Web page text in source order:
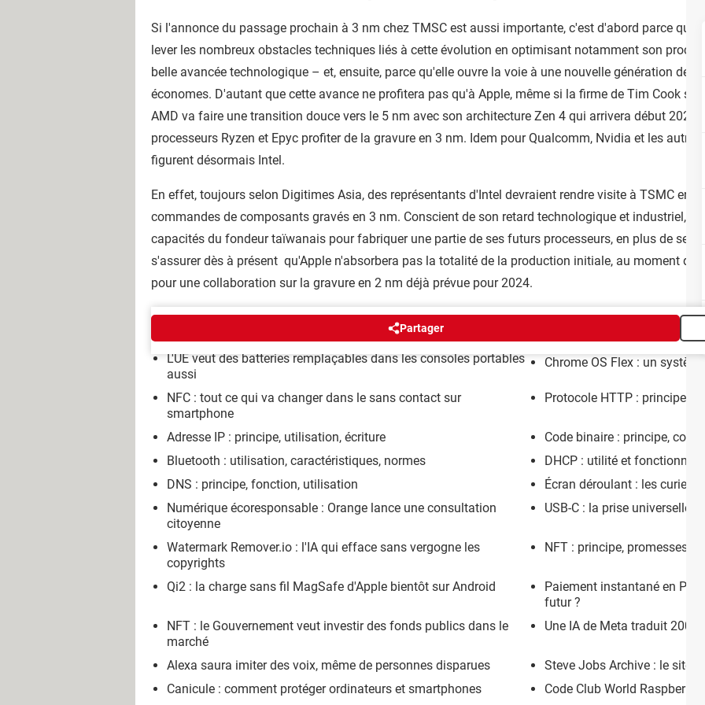
Si l'annonce du passage prochain à 3 nm chez TMSC est aussi importante, c'est d'abord parce
lever les nombreux obstacles techniques liés à cette évolution en optimisant notamment son
belle avancée technologique – et, ensuite, parce qu'elle ouvre la voie à une nouvelle génération de
économes. D'autant que cette avance ne profitera pas qu'à Apple, même si la firme de Tim Cook
AMD va faire une transition douce vers le 5 nm avec son architecture Zen 4 qui arrivera début 2022,
processeurs Ryzen et Epyc profiter de la gravure en 3 nm. Idem pour Qualcomm, Nvidia et les autres.
figurent désormais Intel.
En effet, toujours selon Digitimes Asia, des représentants d'Intel devraient rendre visite à TSMC en
commandes de composants gravés en 3 nm. Conscient de son retard technologique et industriel, le
capacités du fondeur taïwanais pour fabriquer une partie de ses futurs processeurs, en plus de ses
s'assurer dès à présent qu'Apple n'absorbera pas la totalité de la production initiale, au moment des
pour une collaboration sur la gravure en 2 nm déjà prévue pour 2024.
Partager
L'UE veut des batteries remplaçables dans les consoles portables
aussi
Chrome OS Flex : un
NFC : tout ce qui va changer dans le sans contact sur
smartphone
Protocole HTTP : principe de
Adresse IP : principe, utilisation, écriture
Code binaire : principe,
Bluetooth : utilisation, caractéristiques, normes
DHCP : utilité et
DNS : principe, fonction, utilisation
Écran déroulant : les curieux
Numérique écoresponsable : Orange lance une consultation
citoyenne
USB-C : la prise universelle
Watermark Remover.io : l'IA qui efface sans vergogne les
copyrights
NFT : principe, promesses et
Qi2 : la charge sans fil MagSafe d'Apple bientôt sur Android
Paiement instantané en
futur ?
NFT : le Gouvernement veut investir des fonds publics dans le
marché
Une IA de Meta traduit 200
Alexa saura imiter des voix, même de personnes disparues
Steve Jobs Archive : le site
Canicule : comment protéger ordinateurs et smartphones
Code Club World Raspberry